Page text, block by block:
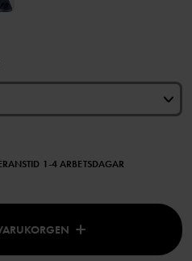
1-4 ARBETSDAGAR